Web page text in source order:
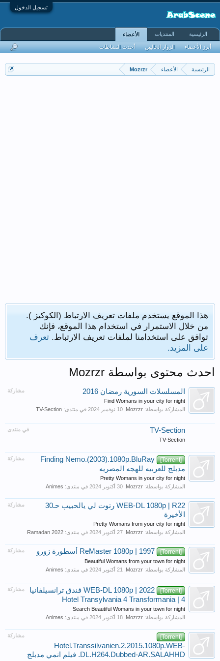
تسجيل الدخول
الرئيسية الأعضاء Mozrzr
هذا الموقع يستخدم ملفات تعريف الارتباط (الكوكيز ).
من خلال الاستمرار في استخدام هذا الموقع، فإنك
توافق على استخدامنا لملفات تعريف الارتباط. تعرف
على المزيد.
احدث محتوى بواسطة Mozrzr
مشاركة المسلسلات السورية رمضان 2016
Find Womans in your city for night
المشاركة بواسطة: Mozrzr في منتدى: TV-Section
في منتدى TV-Section
TV-Section
مشاركة [Torrent]
Finding Nemo.(2003).1080p.BluRay
مدبلج للعربيه للهجه المصريه
Pretty Womans in your city for night
المشاركة بواسطة: Mozrzr في منتدى: Animes
مشاركة
WEB-DL 1080p | R22 رتوت لي يالحبيب حـ30
الأخيرة
Pretty Womans from your city for night
المشاركة بواسطة: Mozrzr في منتدى: Ramadan 2022
مشاركة [Torrent]
Beautiful Womans from your town for night
المشاركة بواسطة: Mozrzr في منتدى: Animes
مشاركة [Torrent]
WEB-DL 1080p | 2022 فندق ترانسيلفانيا
4 | Hotel Transylvania 4 Transformania
Search Beautiful Womans in your town for night
المشاركة بواسطة: Mozrzr في منتدى: Animes
مشاركة [Torrent]
Hotel.Transsilvanien.2.2015.1080p.WEB-
DL.H264.Dubbed-AR.SALAHHD. فيلم انمي مدبلج
الرئيسية المنتديات الأعضاء
أبرز الأعضاء الزوار الحاليين أحدث النشاطات